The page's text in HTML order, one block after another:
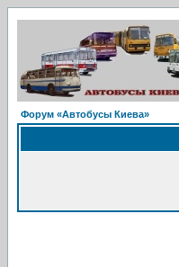
Форум «Автобусы Киева»